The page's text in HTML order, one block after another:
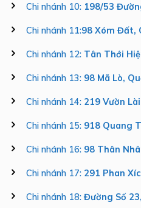
Chi nhánh 10: 198/53
Chi nhánh 11:98 Xóm Đất,
Chi nhánh 12: Tân Thới
Chi nhánh 13: 98 Mã Lò,
Chi nhánh 14: 219 Vườn
Chi nhánh 15: 918 Quang
Chi nhánh 16: 98 Thân
Chi nhánh 17: 291 Phan
Chi nhánh 18: Đường Số